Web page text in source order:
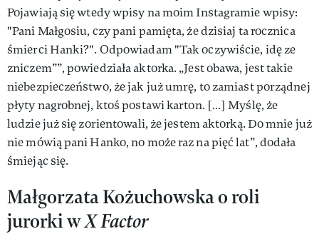
Pojawiają się wtedy wpisy na moim Instagramie wpisy:
"Pani Małgosiu, czy pani pamięta, że dzisiaj ta rocznica
śmierci Hanki?". Odpowiadam "Tak oczywiście, idę ze
zniczem””, powiedziała aktorka. „Jest obawa, jest takie
niebezpieczeństwo, że jak już umrę, to zamiast porządnej
płyty nagrobnej, ktoś postawi karton. […] Myślę, że
ludzie już się zorientowali, że jestem aktorką. Do mnie już
nie mówią pani Hanko, no może raz na pięć lat”, dodała
śmiejąc się.
Małgorzata Kożuchowska o roli
jurorki wX Factor